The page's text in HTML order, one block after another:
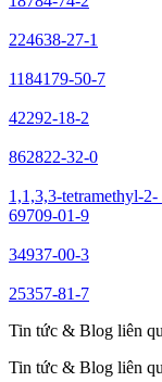
224638-27-1
1184179-50-7
42292-18-2
862822-32-0
1,1,3,3-tetramethyl-
69709-01-9
34937-00-3
25357-81-7
Tin tức & Blog liên
Tin tức & Blog liên